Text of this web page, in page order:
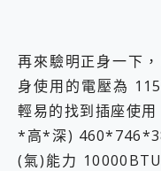
再來驗明正身一下
身使用的電壓為
輕易的找到插座使
*高*深)
(氣)能力